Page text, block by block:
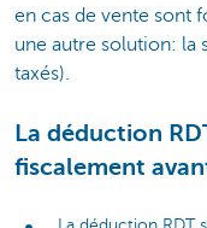
en cas de vente sont
une autre solution: la
taxés).
La déduction
fiscalement